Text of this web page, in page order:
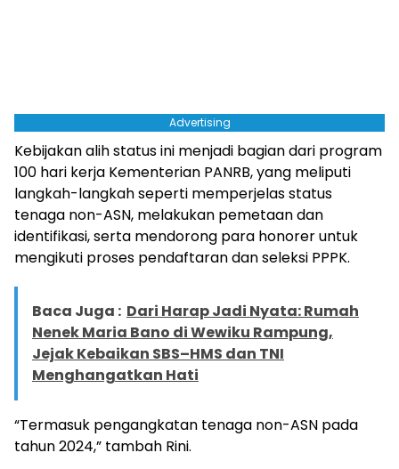
Advertising
Kebijakan alih status ini menjadi bagian dari program
100 hari kerja Kementerian PANRB, yang meliputi
langkah-langkah seperti memperjelas status
tenaga non-ASN, melakukan pemetaan dan
identifikasi, serta mendorong para honorer untuk
mengikuti proses pendaftaran dan seleksi PPPK.
Baca Juga : Dari Harap Jadi Nyata: Rumah
Nenek Maria Bano di Wewiku Rampung,
Jejak Kebaikan SBS–HMS dan TNI
Menghangatkan Hati
“Termasuk pengangkatan tenaga non-ASN pada
tahun 2024,” tambah Rini.